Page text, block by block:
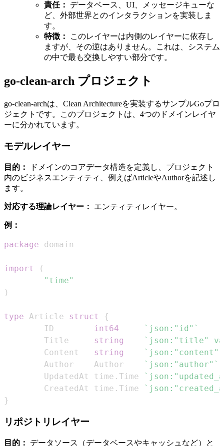
責任：
データベース、UI、メッセージキューな
ど、外部世界とのインタラクションを実装しま
す。
特徴：
このレイヤーは内側のレイヤーに依存し
ますが、その逆はありません。これは、システム
の中で最も交換しやすい部分です。
go-clean-arch プロジェクト
go-clean-archは、Clean Architectureを実装するサンプルGoプロ
ジェクトです。このプロジェクトは、4つのドメインレイヤ
ーに分かれています。
モデルレイヤー
目的：
ドメインのコアデータ構造を定義し、プロジェクト
内のビジネスエンティティ、例えばArticleやAuthorを記述し
ます。
対応する理論レイヤー： エンティティレイヤー。
例：
package
import
(
"time"
)
type Article struct
{
        ID
int64
`json:"id"`
        Title
string
`json:"title"
        Content
string
        Author    Author
`json:"author"`
        UpdatedAt time
. Time
        CreatedAt time
. Time
}
リポジトリレイヤー
目的： データソース（データベースやキャッシュなど）と